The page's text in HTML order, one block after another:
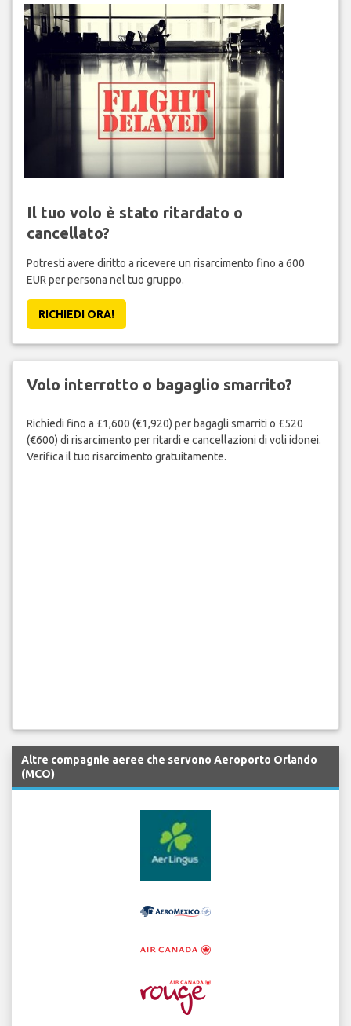
Il tuo volo è stato ritardato o
cancellato?
Potresti avere diritto a ricevere un risarcimento fino a 600
EUR per persona nel tuo gruppo.
RICHIEDI ORA!
Volo interrotto o bagaglio smarrito?
Richiedi fino a £1,600 (€1,920) per bagagli smarriti o £520
(€600) di risarcimento per ritardi e cancellazioni di voli idonei.
Verifica il tuo risarcimento gratuitamente.
Altre compagnie aeree che servono Aeroporto Orlando
(MCO)